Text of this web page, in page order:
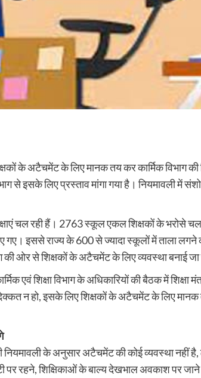
के अटैचमेंट के लिए मानक तय कर कार्मिक विभाग की
से इसके लिए प्रस्ताव मांगा गया है। नियमावली में
चल रही हैं। 2763 स्कूल एकल शिक्षकों के भरोसे
गए। इससे राज्य के 600 से ज्यादा स्कूलों में ताला
ओर से शिक्षकों के अटैचमेंट के लिए व्यवस्था बनाई जा
एवं शिक्षा विभाग के अधिकारियों की बैठक में शिक्षा
न हो, इसके लिए शिक्षकों के अटैचमेंट के लिए मानक
की नियमावली के अनुसार अटैचमेंट की कोई व्यवस्था
रहने, शिक्षिकाओं के बाल्य देखभाल अवकाश पर जाने